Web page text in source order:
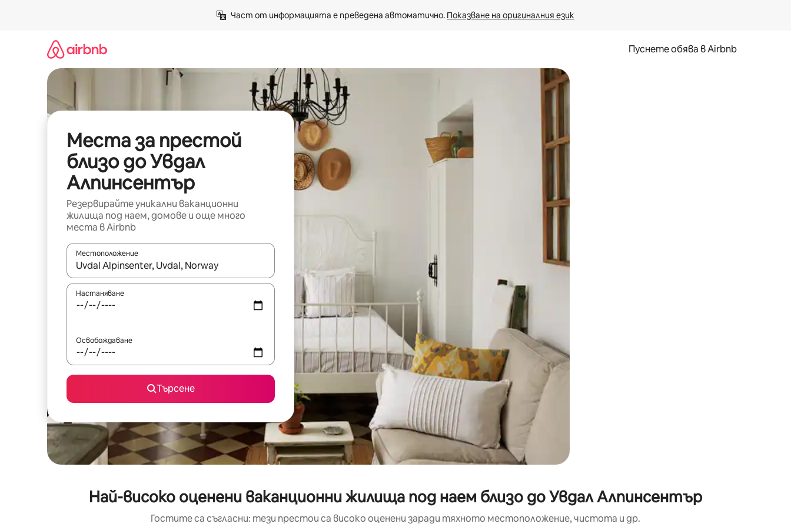
Част от информацията е преведена автоматично. Показване на оригиналния език
Пуснете обява в Airbnb
Места за престой
близо до Увдал
Алпинсентър
Резервирайте уникални ваканционни
жилища под наем, домове и още много
места в Airbnb
Местоположение
Когато резултатите се покажат, използвайте клавишите със стрелки нагоре и надолу или навигирайте с докосване или плъзгане.
Настаняване
Освобождаване
Търсене
Най-високо оценени ваканционни жилища под наем близо до Увдал Алпинсентър
Гостите са съгласни: тези престои са високо оценени заради тяхното местоположение, чистота и др.